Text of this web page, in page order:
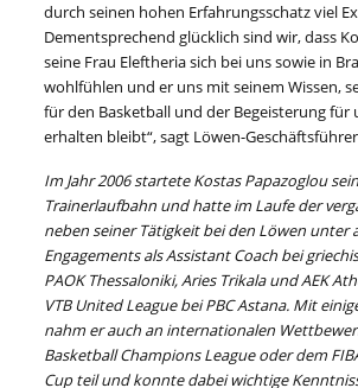
durch seinen hohen Erfahrungsschatz viel
Dementsprechend glücklich sind wir, dass
seine Frau Eleftheria sich bei uns sowie in
wohlfühlen und er uns mit seinem Wissen,
für den Basketball und der Begeisterung für
erhalten bleibt“, sagt Löwen-
Im Jahr 2006 startete Kostas Papazoglou
Trainerlaufbahn und hatte im Laufe der
neben seiner Tätigkeit bei den Löwen unter
Engagements als Assistant Coach bei
PAOK Thessaloniki, Aries Trikala und AEK
VTB United League bei PBC Astana. Mit
nahm er auch an internationalen
Basketball Champions League oder dem
Cup teil und konnte dabei wichtige